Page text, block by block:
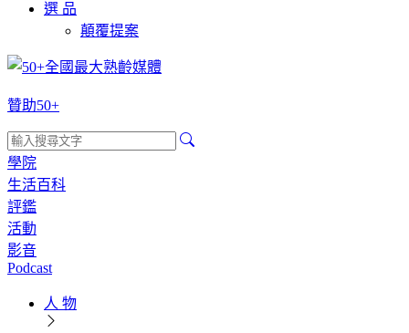
選 品
顛覆提案
贊助50+
學院
生活百科
評鑑
活動
影音
Podcast
人 物